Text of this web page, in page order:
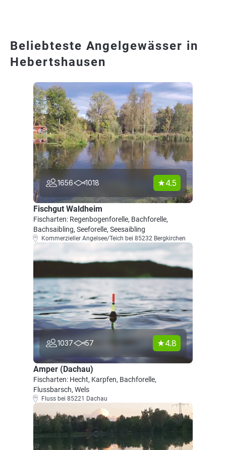
Beliebteste Angelgewässer in
Hebertshausen
1656 1018 4.5
Fischgut Waldheim
Fischarten: Regenbogenforelle, Bachforelle,
Bachsaibling, Seeforelle, Seesaibling
Kommerzieller Angelsee/Teich bei 85232 Bergkirchen
1037 57 4.8
Amper (Dachau)
Fischarten: Hecht, Karpfen, Bachforelle,
Flussbarsch, Wels
Fluss bei 85221 Dachau